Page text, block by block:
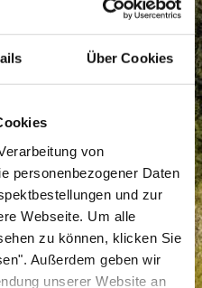
Über Cookies
von
personenbezogener Daten
und zur
Webseite. Um alle
zu können, klicken Sie
Außerdem geben wir
unserer Website an